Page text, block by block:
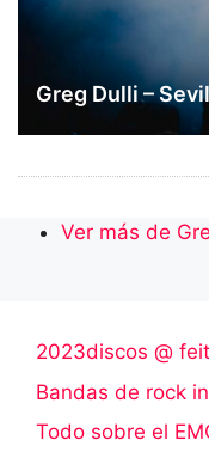
Greg Dulli –
Ver más de
2023discos @
Bandas de rock
Todo sobre el